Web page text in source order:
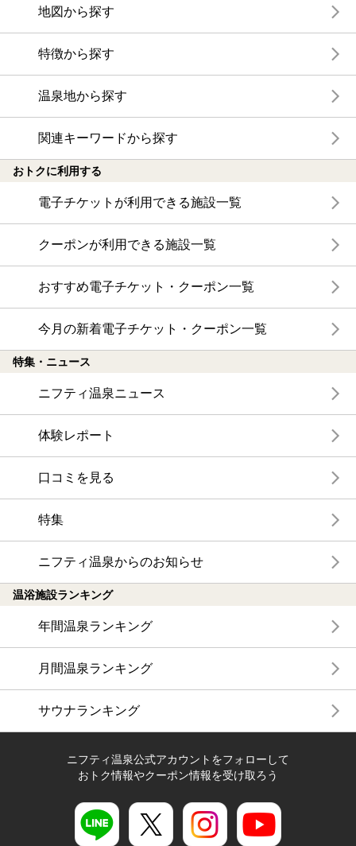
地図から探す
特徴から探す
温泉地から探す
関連キーワードから探す
おトクに利用する
電子チケットが利用できる施設一覧
クーポンが利用できる施設一覧
おすすめ電子チケット・クーポン一覧
今月の新着電子チケット・クーポン一覧
特集・ニュース
ニフティ温泉ニュース
体験レポート
口コミを見る
特集
ニフティ温泉からのお知らせ
温浴施設ランキング
年間温泉ランキング
月間温泉ランキング
サウナランキング
ニフティ温泉公式アカウントをフォローして
おトク情報やクーポン情報を受け取ろう